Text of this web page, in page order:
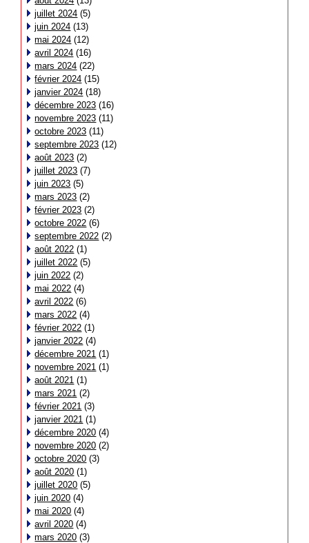
juillet 2024 (5)
juin 2024 (13)
mai 2024 (12)
avril 2024 (16)
mars 2024 (22)
février 2024 (15)
janvier 2024 (18)
décembre 2023 (16)
novembre 2023 (11)
octobre 2023 (11)
septembre 2023 (12)
août 2023 (2)
juillet 2023 (7)
juin 2023 (5)
mars 2023 (2)
février 2023 (2)
octobre 2022 (6)
septembre 2022 (2)
août 2022 (1)
juillet 2022 (5)
juin 2022 (2)
mai 2022 (4)
avril 2022 (6)
mars 2022 (4)
février 2022 (1)
janvier 2022 (4)
décembre 2021 (1)
novembre 2021 (1)
août 2021 (1)
mars 2021 (2)
février 2021 (3)
janvier 2021 (1)
décembre 2020 (4)
novembre 2020 (2)
octobre 2020 (3)
août 2020 (1)
juillet 2020 (5)
juin 2020 (4)
mai 2020 (4)
avril 2020 (4)
mars 2020 (3)